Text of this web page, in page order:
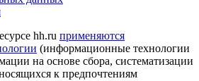
hh.ru применяются
(информационные технологии
на основе сбора, систематизации
к предпочтениям